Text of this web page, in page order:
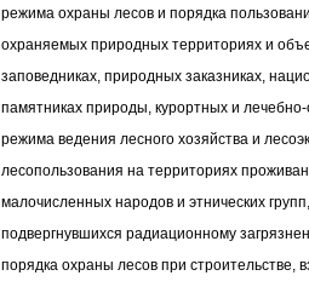
режима охраны лесов и порядка
охраняемых природных территориях и
заповедниках, природных заказниках,
памятниках природы, курортных и
режима ведения лесного хозяйства и
лесопользования на территориях
малочисленных народов и этнических
подвергнувшихся радиационному
порядка охраны лесов при